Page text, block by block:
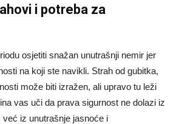
i potreba za
osjetiti snažan unutrašnji nemir jer
na koji ste navikli. Strah od gubitka,
može biti izražen, ali upravo tu leži
vas uči da prava sigurnost ne dolazi iz
iz unutrašnje jasnoće i